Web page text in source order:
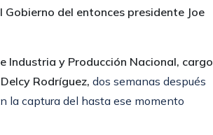
del entonces presidente Joe
Industria y Producción Nacional, cargo
Rodríguez, dos semanas después
la captura del hasta ese momento